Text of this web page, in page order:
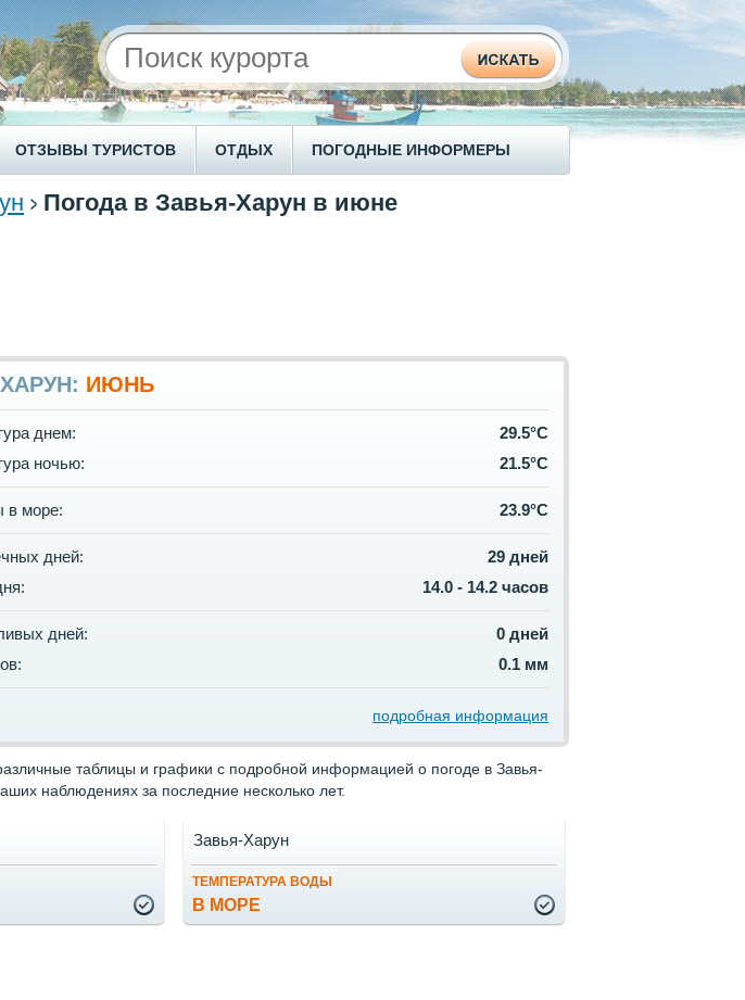
ОТЗЫВЫ ТУРИСТОВ ОТДЫХ ПОГОДНЫЕ ИНФОРМЕРЫ
Погода в Завья-Харун в июне
ИЮНЬ
днем:
29.5°C
ночью:
21.5°C
в море: 23.9°C
дней:
29 дней
14.0 - 14.2 часов
дней:
0 дней
0.1 мм
подробная информация
таблицы и графики с подробной информацией о погоде в Завья-
наблюдениях за последние несколько лет.
ТЕМПЕРАТУРА ВОДЫ
В МОРЕ
Завья-Харун